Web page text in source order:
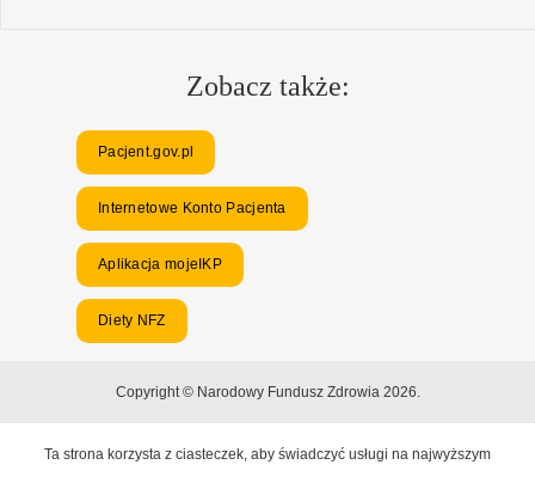
Zobacz także:
Pacjent.gov.pl
Internetowe Konto Pacjenta
Aplikacja mojeIKP
Diety NFZ
Copyright © Narodowy Fundusz Zdrowia 2026.
Ta strona korzysta z ciasteczek, aby świadczyć usługi na najwyższym